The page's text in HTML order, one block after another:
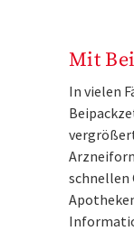
Mit
In vielen
schnellen